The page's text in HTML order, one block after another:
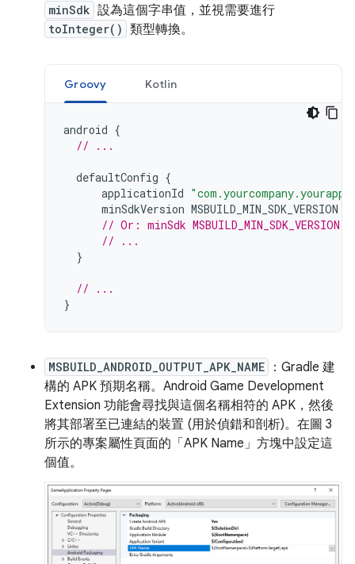
minSdk 設為這個字串值，並視需要進行
toInteger() 類型轉換。
Groovy Kotlin
android {
// ...
defaultConfig {
applicationId "com.yourcompany.yourapp"
minSdkVersion MSBUILD_MIN_SDK_VERSION
// Or: minSdk
// ...
}
// ...
}
MSBUILD_ANDROID_OUTPUT_APK_NAME
：Gradle 建
構的 APK 預期名稱。Android Game Development
Extension 功能會尋找與這個名稱相符的 APK，然後
將其部署至已連結的裝置 (用於偵錯和剖析)。在圖 3
所示的專案屬性頁面的「APK Name」 方塊中設定這
個值。